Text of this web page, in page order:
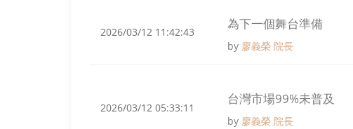
2026/03/12 11:42:43
為下一個舞台準備
by 廖義榮 院長
2026/03/12 05:33:11
台灣市場99%未普及
by 廖義榮 院長